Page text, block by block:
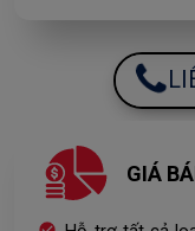
GIÁ